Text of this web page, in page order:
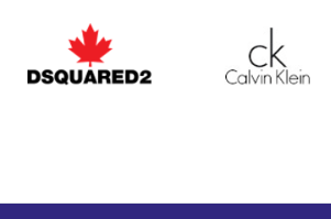
DSQUARED2 CALVIN KLEIN